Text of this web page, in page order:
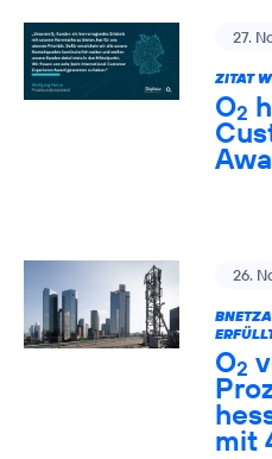
27.
ZITAT
O2
26.
O2
mit